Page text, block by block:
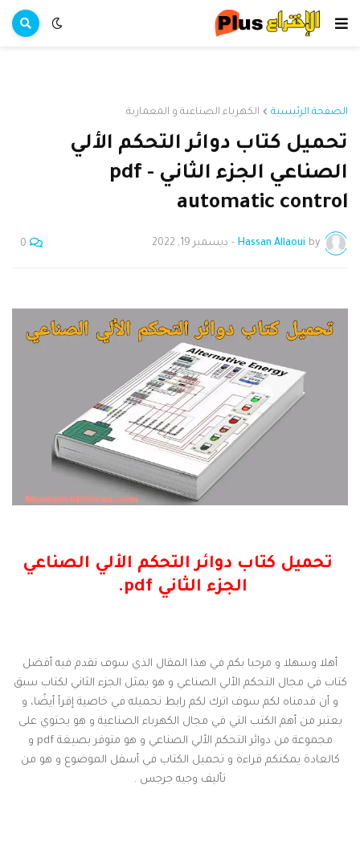
الصفحة الرئيسية الكهرباء الصناعية و المعمارية
تحميل كتاب دوائر التحكم الألي
الصناعي الجزء الثاني pdf -
automatic control
by
Hassan Allaoui
- ديسمبر 19, 2022 0
تحميل كتاب دوائر التحكم الألي الصناعي
الجزء الثاني pdf.
أهلا وسهلا و مرحبا بكم في هذا المقال الذي سوف نقدم فيه أفضل
كتاب في مجال التحكم الألي الصناعي و هو يمثل الجزء الثاني لكتاب سبق
و أن قدمناه لكم سوف اترك لكم رابط تحميله في خاصية إقرأ أيضًا، و
يعتبر من أهم الكتب التي في مجال الكهرباء الصناعية و هو يحتوي على
مجموعة من دوائر التحكم الألي الصناعي و هو متوفر بصيغة pdf و
كالعادة يمكنكم قراءة و تحميل الكتاب في أسفل الموضوع و هو من
تأليف وجيه جرجس .